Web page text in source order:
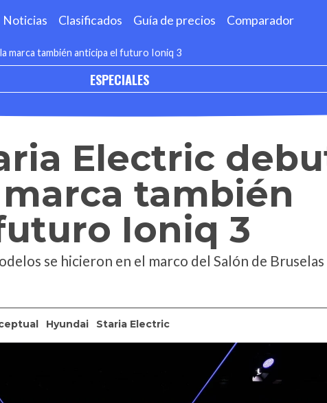
Noticias Clasificados Guía de precios Comparador
marca también anticipa el futuro Ioniq 3
ESPECIALES
Electric
también
Ioniq 3
se hicieron en el marco del Salón de
Hyundai Staria Electric